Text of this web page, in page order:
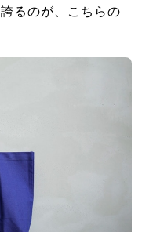
るのが、こちらの